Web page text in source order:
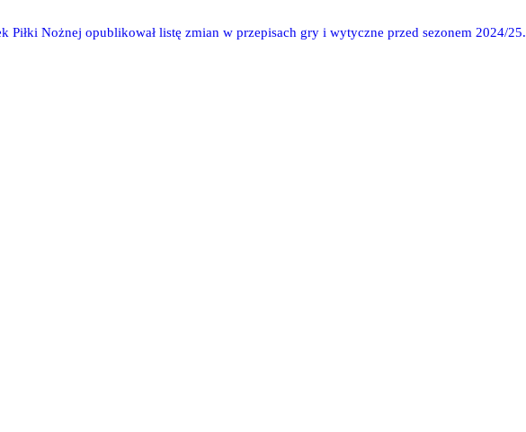
Piłki Nożnej opublikował listę zmian w przepisach gry i wytyczne przed sezonem 2024/25.